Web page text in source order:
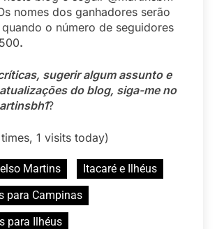
nomes dos ganhadores serão
o número de seguidores
.
sugerir algum assunto e
do blog, siga-me no
?
1 visits today)
Martins
Itacaré e Ilhéus
para Campinas
para Ilhéus